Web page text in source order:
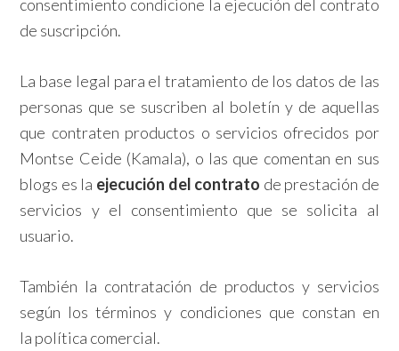
consentimiento condicione la ejecución del contrato
de suscripción.
La base legal para el tratamiento de los datos de las
personas que se suscriben al boletín y de aquellas
que contraten productos o servicios ofrecidos por
Montse Ceide (Kamala), o las que comentan en sus
blogs es la ejecución del contrato de prestación de
servicios y el consentimiento que se solicita al
usuario.
También la contratación de productos y servicios
según los términos y condiciones que constan en
la política comercial.